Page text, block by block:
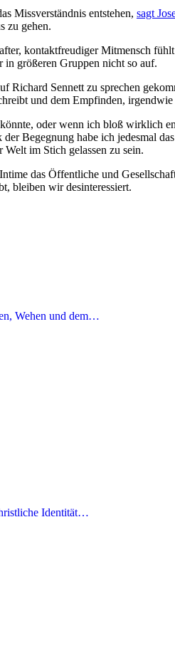
Missverständnis entstehen, sagt
zu gehen.
kontaktfreudiger Mitmensch
größeren Gruppen nicht so auf.
Richard Sennett zu sprechen
und dem Empfinden, irgendwie
oder wenn ich bloß wirklich
Begegnung habe ich jedesmal
im Stich gelassen zu sein.
das Öffentliche und
bleiben wir desinteressiert.
Wehen und dem…
Identität…